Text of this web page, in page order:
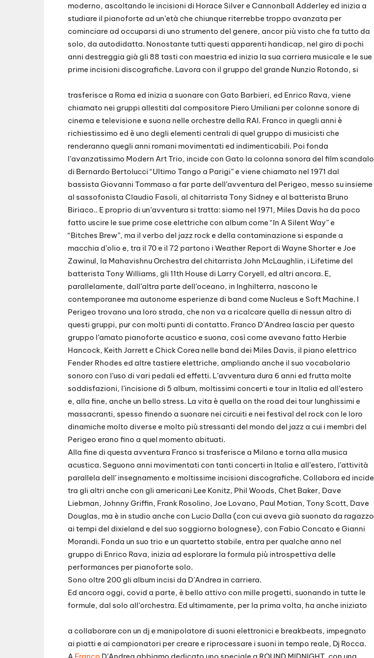
moderno, ascoltando le incisioni di Horace Silver e Cannonball Adderley ed inizia a
studiare il pianoforte ad un’età che chiunque riterrebbe troppo avanzata per
cominciare ad occuparsi di uno strumento del genere, ancor più visto che fa tutto da
solo, da autodidatta. Nonostante tutti questi apparenti handicap, nel giro di pochi
anni destreggia già gli 88 tasti con maestria ed inizia la sua carriera musicale e le sue
prime incisioni discografiche. Lavora con il gruppo del grande Nunzio Rotondo, si
trasferisce a Roma ed inizia a suonare con Gato Barbieri, ed Enrico Rava, viene
chiamato nei gruppi allestiti dal compositore Piero Umiliani per colonne sonore di
cinema e televisione e suona nelle orchestre della RAI. Franco in quegli anni è
richiestissimo ed è uno degli elementi centrali di quel gruppo di musicisti che
renderanno quegli anni romani movimentati ed indimenticabili. Poi fonda
l’avanzatissimo Modern Art Trio, incide con Gato la colonna sonora del film scandalo
di Bernardo Bertolucci “Ultimo Tango a Parigi” e viene chiamato nel 1971 dal
bassista Giovanni Tommaso a far parte dell’avventura del Perigeo, messo su insieme
al sassofonista Claudio Fasoli, al chitarrista Tony Sidney e al batterista Bruno
Biriaco.. E proprio di un’avventura si tratta: siamo nel 1971, Miles Davis ha da poco
fatto uscire le sue prime cose elettriche con album come “In A Silent Way” e
“Bitches Brew”, ma il verbo del jazz rock e della contaminazione si espande a
macchia d’olio e, tra il 70 e il 72 partono i Weather Report di Wayne Shorter e Joe
Zawinul, la Mahavishnu Orchestra del chitarrista John McLaughlin, i Lifetime del
batterista Tony Williams, gli 11th House di Larry Coryell, ed altri ancora. E,
parallelamente, dall’altra parte dell’oceano, in Inghilterra, nascono le
contemporanee ma autonome esperienze di band come Nucleus e Soft Machine. I
Perigeo trovano una loro strada, che non va a ricalcare quella di nessun altro di
questi gruppi, pur con molti punti di contatto. Franco D’Andrea lascia per questo
gruppo l’amato pianoforte acustico e suona, così come avevano fatto Herbie
Hancock, Keith Jarrett e Chick Corea nelle band dei Miles Davis, il piano elettrico
Fender Rhodes ed altre tastiere elettriche, ampliando anche il suo vocabolario
sonoro con l’uso di vari pedali ed effetti. L’avventura dura 6 anni ed frutta molte
soddisfazioni, l’incisione di 5 album, moltissimi concerti e tour in Italia ed all’estero
e, alla fine, anche un bello stress. La vita è quella on the road dei tour lunghissimi e
massacranti, spesso finendo a suonare nei circuiti e nei festival del rock con le loro
dinamiche molto diverse e molto più stressanti del mondo del jazz a cui i membri del
Perigeo erano fino a quel momento abituati.
Alla fine di questa avventura Franco si trasferisce a Milano e torna alla musica
acustica. Seguono anni movimentati con tanti concerti in Italia e all’estero, l’attività
parallela dell’ insegnamento e moltissime incisioni discografiche. Collabora ed incide
tra gli altri anche con gli americani Lee Konitz, Phil Woods, Chet Baker, Dave
Liebman, Johnny Griffin, Frank Rosolino, Joe Lovano, Paul Motian, Tony Scott, Dave
Douglas, ma è in studio anche con Lucio Dalla (con cui aveva già suonato da ragazzo
ai tempi del dixieland e del suo soggiorno bolognese), con Fabio Concato e Gianni
Morandi. Fonda un suo trio e un quartetto stabile, entra per qualche anno nel
gruppo di Enrico Rava, inizia ad esplorare la formula più introspettiva delle
performances per pianoforte solo.
Sono oltre 200 gli album incisi da D’Andrea in carriera.
Ed ancora oggi, covid a parte, è bello attivo con mille progetti, suonando in tutte le
formule, dal solo all’orchestra. Ed ultimamente, per la prima volta, ha anche iniziato
a collaborare con un dj e manipolatore di suoni elettronici e breakbeats, impegnato
ai piatti e ai campionatori per creare e riprocessare i suoni in tempo reale, Dj Rocca.
A Franco D’Andrea abbiamo dedicato uno speciale a ROUND MIDNIGHT, con una